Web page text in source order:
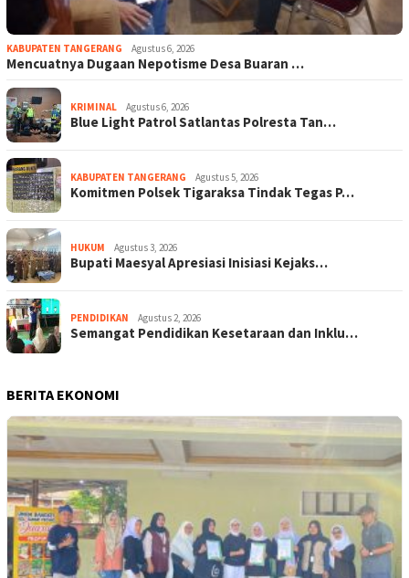
KABUPATEN TANGERANG Agustus 6, 2026
Mencuatnya Dugaan Nepotisme Desa Buaran …
KRIMINAL Agustus 6, 2026
Blue Light Patrol Satlantas Polresta Tan…
KABUPATEN TANGERANG Agustus 5, 2026
Komitmen Polsek Tigaraksa Tindak Tegas P…
HUKUM Agustus 3, 2026
Bupati Maesyal Apresiasi Inisiasi Kejaks…
PENDIDIKAN Agustus 2, 2026
Semangat Pendidikan Kesetaraan dan Inklu…
BERITA EKONOMI